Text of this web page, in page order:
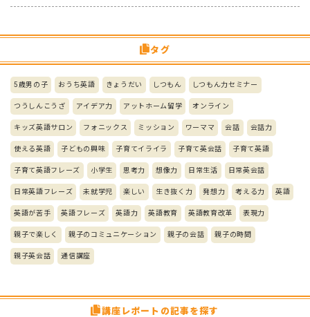
タグ
5歳男の子 おうち英語 きょうだい しつもん しつもん力セミナー
つうしんこうざ アイデア力 アットホーム留学 オンライン
キッズ英語サロン フォニックス ミッション ワーママ 会話 会話力
使える英語 子どもの興味 子育てイライラ 子育て英会話 子育て英語
子育て英語フレーズ 小学生 思考力 想像力 日常生活 日常英会話
日常英語フレーズ 未就学児 楽しい 生き抜く力 発想力 考える力 英語
英語が苦手 英語フレーズ 英語力 英語教育 英語教育改革 表現力
親子で楽しく 親子のコミュニケーション 親子の会話 親子の時間
親子英会話 通信講座
講座レポートの記事を探す